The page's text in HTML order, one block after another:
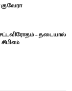
– தடையால்